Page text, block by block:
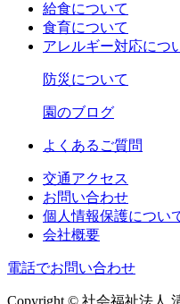
給食について
食育について
アレルギー対応につ
防災について
園のブログ
よくあるご質問
交通アクセス
お問い合わせ
個人情報保護につい
会社概要
電話でお問い合わせ